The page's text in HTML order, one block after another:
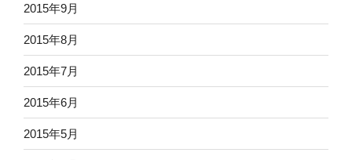
2015年9月
2015年8月
2015年7月
2015年6月
2015年5月